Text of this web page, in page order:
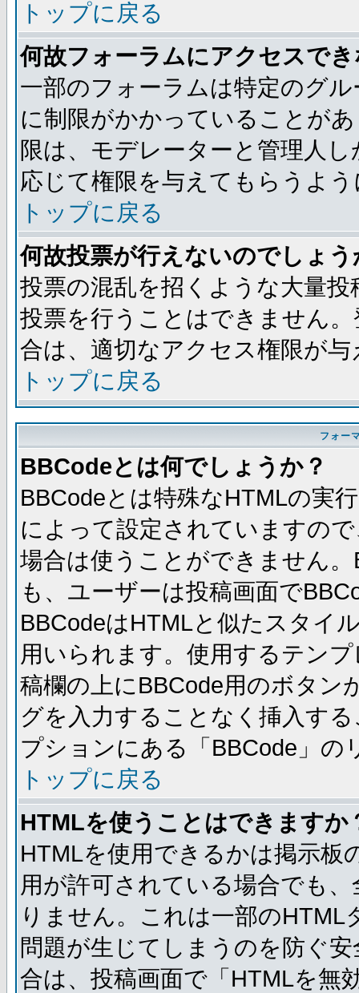
トップに戻る
何故フォーラムにアクセスで
一部のフォーラムは特定のグ
に制限がかかっていることが
限は、モデレーターと管理人
応じて権限を与えてもらうよ
トップに戻る
何故投票が行えないのでしょう
投票の混乱を招くような大量
投票を行うことはできません
合は、適切なアクセス権限が
トップに戻る
フォー
BBCodeとは何でしょうか？
BBCodeとは特殊なHTMLの実
によって設定されていますの
場合は使うことができません
も、ユーザーは投稿画面で
BBCodeはHTMLと似たスタイ
用いられます。使用するテン
稿欄の上にBBCode用のボタン
グを入力することなく挿入す
プションにある「BBCode」
トップに戻る
HTMLを使うことはできますか
HTMLを使用できるかは掲示板
用が許可されている場合でも
りません。これは一部の
問題が生じてしまうのを防ぐ
合は、投稿画面で「HTMLを無